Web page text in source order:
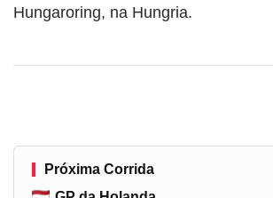
Hungaroring, na Hungria.
Próxima Corrida